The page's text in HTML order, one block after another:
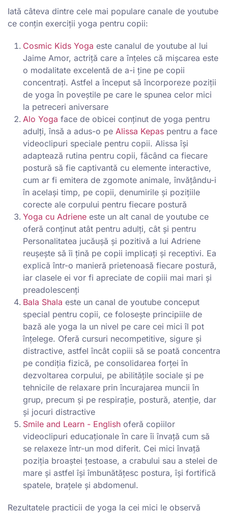
Iată câteva dintre cele mai populare canale de youtube
ce conțin exerciții yoga pentru copii:
Cosmic Kids Yoga este canalul de youtube al lui
Jaime Amor, actriță care a înțeles că mișcarea este
o modalitate excelentă de a-i ține pe copii
concentrați. Astfel a început să încorporeze poziții
de yoga în poveștile pe care le spunea celor mici
la petreceri aniversare
Alo Yoga face de obicei conținut de yoga pentru
adulți, însă a adus-o pe Alissa Kepas pentru a face
videoclipuri speciale pentru copii. Alissa își
adaptează rutina pentru copii, făcând ca fiecare
postură să fie captivantă cu elemente interactive,
cum ar fi emitera de zgomote animale, învățându-i
în același timp, pe copii, denumirile și pozițiile
corecte ale corpului pentru fiecare postură
Yoga cu Adriene este un alt canal de youtube ce
oferă conținut atât pentru adulți, cât și pentru
Personalitatea jucăușă și pozitivă a lui Adriene
reușește să îi țină pe copii implicați și receptivi. Ea
explică într-o manieră prietenoasă fiecare postură,
iar clasele ei vor fi apreciate de copiii mai mari și
preadolescenți
Bala Shala este un canal de youtube conceput
special pentru copii, ce folosește principiile de
bază ale yoga la un nivel pe care cei mici îl pot
înțelege. Oferă cursuri necompetitive, sigure și
distractive, astfel încât copiii să se poată concentra
pe condiția fizică, pe consolidarea forței în
dezvoltarea corpului, pe abilitățile sociale și pe
tehnicile de relaxare prin încurajarea muncii în
grup, precum și pe respirație, postură, atenție, dar
și jocuri distractive
Smile and Learn - English oferă copiilor
videoclipuri educaționale în care îi învață cum să
se relaxeze într-un mod diferit. Cei mici învață
poziția broaștei țestoase, a crabului sau a stelei de
mare și astfel își îmbunătățesc postura, își fortifică
spatele, brațele și abdomenul.
Rezultatele practicii de yoga la cei mici le observă